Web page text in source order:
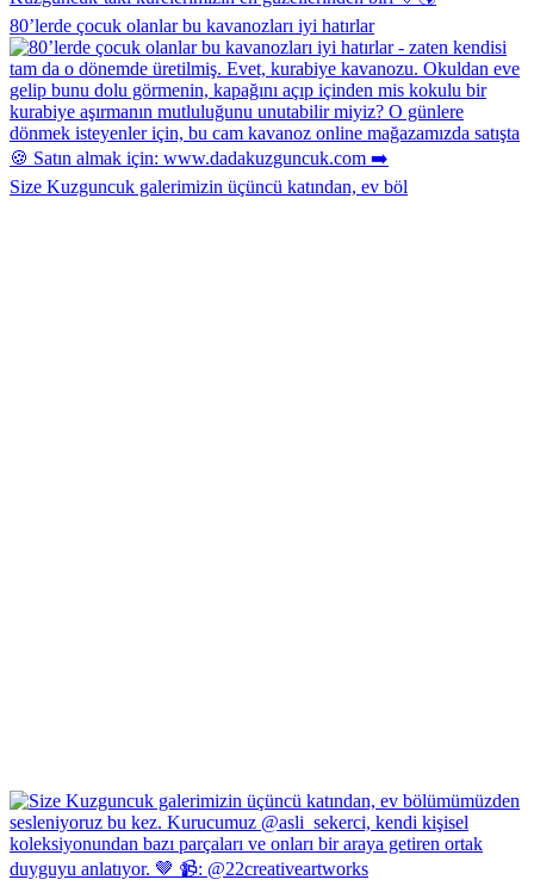
80’lerde çocuk olanlar bu kavanozları iyi hatırlar
Size Kuzguncuk galerimizin üçüncü katından, ev böl